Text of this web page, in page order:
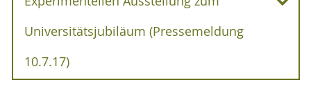
Die Rostocker Kunsthalle wird zum
„Zukunftslabor“
Universitätsjubiläum (Pressemeldung
10.7.17)